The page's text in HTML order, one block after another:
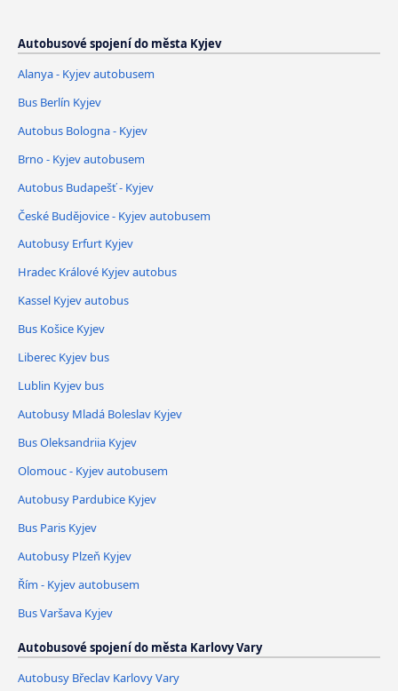
Autobusové spojení do města Kyjev
Alanya - Kyjev autobusem
Bus Berlín Kyjev
Autobus Bologna - Kyjev
Brno - Kyjev autobusem
Autobus Budapešť - Kyjev
České Budějovice - Kyjev autobusem
Autobusy Erfurt Kyjev
Hradec Králové Kyjev autobus
Kassel Kyjev autobus
Bus Košice Kyjev
Liberec Kyjev bus
Lublin Kyjev bus
Autobusy Mladá Boleslav Kyjev
Bus Oleksandriia Kyjev
Olomouc - Kyjev autobusem
Autobusy Pardubice Kyjev
Bus Paris Kyjev
Autobusy Plzeň Kyjev
Řím - Kyjev autobusem
Bus Varšava Kyjev
Autobusové spojení do města Karlovy Vary
Autobusy Břeclav Karlovy Vary